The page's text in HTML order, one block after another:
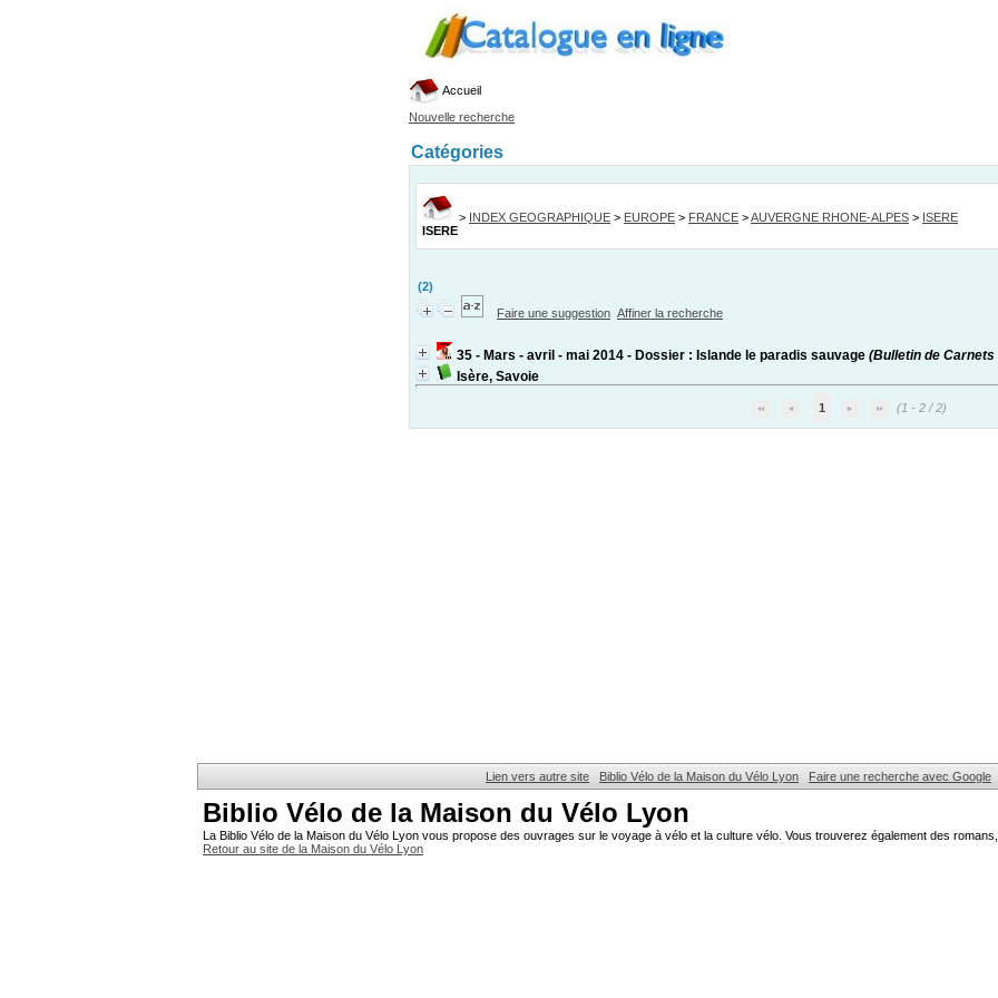
Accueil
Nouvelle recherche
Catégories
> INDEX GEOGRAPHIQUE > EUROPE > FRANCE >AUVERGNE RHONE-ALPES > ISERE
ISERE
(2)
Faire une suggestion Affiner la recherche
35 - Mars - avril - mai 2014 - Dossier : Islande le paradis sauvage (Bulletin de
Isère, Savoie
1 (1 - 2 / 2)
Lien vers autre site Biblio Vélo de la Maison du Vélo Lyon Faire une recherche avec Google
Biblio Vélo de la Maison du Vélo Lyon
La Biblio Vélo de la Maison du Vélo Lyon vous propose des ouvrages sur le voyage à vélo et la culture vélo. Vous trouverez également des
Retour au site de la Maison du Vélo Lyon